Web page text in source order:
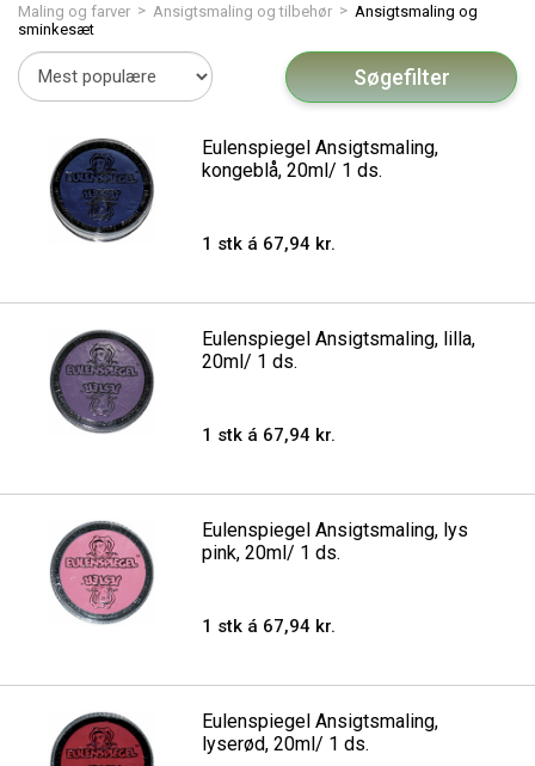
Maling og farver > Ansigtsmaling og tilbehør > Ansigtsmaling og
sminkesæt
Søgefilter
Eulenspiegel Ansigtsmaling,
kongeblå, 20ml/ 1 ds.
1 stk á 67,94 kr.
Eulenspiegel Ansigtsmaling, lilla,
20ml/ 1 ds.
1 stk á 67,94 kr.
Eulenspiegel Ansigtsmaling, lys
pink, 20ml/ 1 ds.
1 stk á 67,94 kr.
Eulenspiegel Ansigtsmaling,
lyserød, 20ml/ 1 ds.